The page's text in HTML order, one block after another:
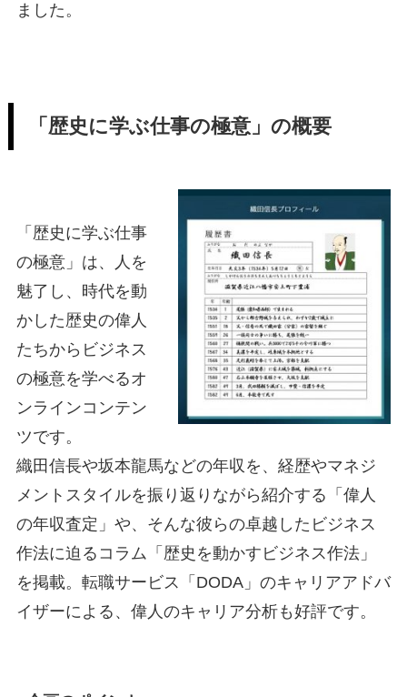
ました。
「歴史に学ぶ仕事の極意」の概要
「歴史に学ぶ仕事
の極意」は、人を
魅了し、時代を動
かした歴史の偉人
たちからビジネス
の極意を学べるオ
ンラインコンテン
ツです。
織田信長や坂本龍馬などの年収を、経歴やマネジ
メントスタイルを振り返りながら紹介する「偉人
の年収査定」や、そんな彼らの卓越したビジネス
作法に迫るコラム「歴史を動かすビジネス作法」
を掲載。転職サービス「DODA」のキャリアアドバ
イザーによる、偉人のキャリア分析も好評です。